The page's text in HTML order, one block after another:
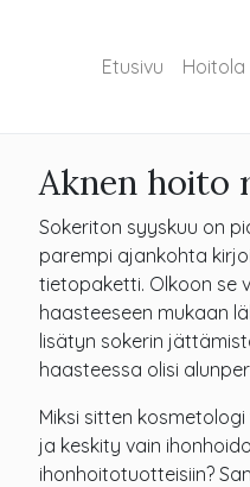
Etusivu Hoitola
Aknen hoito
Sokeriton syyskuu on
parempi ajankohta
tietopaketti. Olkoon se
haasteeseen mukaan
lisätyn sokerin
haasteessa olisi
Miksi sitten
ja keskity vain
ihonhoitotuotteisiin?